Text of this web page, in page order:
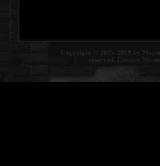
Copyright © 2005-2009 by
reserved. Contact: